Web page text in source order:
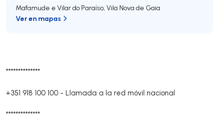
**************
+351 918 100 100 - Llamada a la red móvil nacional
**************
Mafamude e Vilar do Paraíso, Vila Nova de Gaia
Ver en mapas